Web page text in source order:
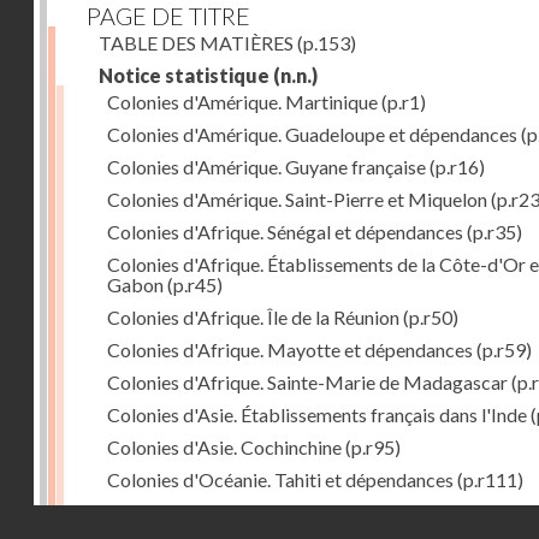
PAGE DE TITRE
TABLE DES MATIÈRES (p.153)
Notice statistique (n.n.)
Colonies d'Amérique. Martinique(p.r1)
Colonies d'Amérique. Guadeloupe et dépendances
Colonies d'Amérique. Guyane française(p.r16)
Colonies d'Amérique. Saint-Pierre et Miquelon
Colonies d'Afrique. Sénégal et dépendances (p.r35)
Colonies d'Afrique. Établissements de la Côte-d'Or
Gabon(p.r45)
Colonies d'Afrique. Île de la Réunion(p.r50)
Colonies d'Afrique. Mayotte et dépendances (p.r59)
Colonies d'Afrique. Sainte-Marie de Madagascar
Colonies d'Asie. Établissements français dans l'Inde
Colonies d'Asie. Cochinchine(p.r95)
Colonies d'Océanie. Tahiti et dépendances (p.r111)
Colonies d'Océanie. Nouvelle-Calédonie(p.r130)